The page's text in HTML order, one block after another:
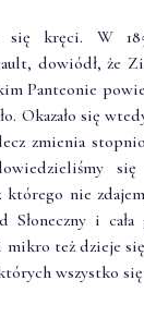
się kręci. W
dowiódł, że
Panteonie
Okazało się
zmienia
którego nie
i cała
mikro też dzieje
wszystko się